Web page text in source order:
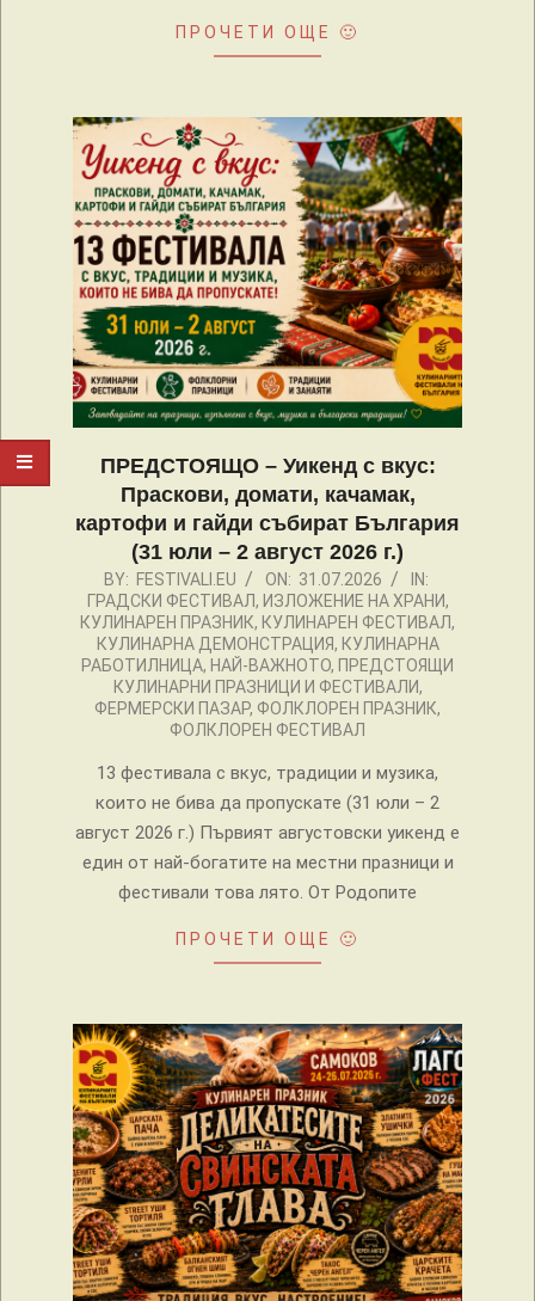
ПРОЧЕТИ ОЩЕ 🙂
ПРЕДСТОЯЩО – Уикенд с вкус:
Праскови, домати, качамак,
картофи и гайди събират България
(31 юли – 2 август 2026 г.)
2026-
07-
BY: FESTIVALI.EU ON: 31.07.2026
IN:
ГРАДСКИ ФЕСТИВАЛ, ИЗЛОЖЕНИЕ НА ХРАНИ,
КУЛИНАРЕН ПРАЗНИК, КУЛИНАРЕН ФЕСТИВАЛ,
КУЛИНАРНА ДЕМОНСТРАЦИЯ, КУЛИНАРНА
РАБОТИЛНИЦА, НАЙ-ВАЖНОТО, ПРЕДСТОЯЩИ
КУЛИНАРНИ ПРАЗНИЦИ И ФЕСТИВАЛИ,
ФЕРМЕРСКИ ПАЗАР, ФОЛКЛОРЕН ПРАЗНИК,
ФОЛКЛОРЕН ФЕСТИВАЛ
13 фестивала с вкус, традиции и музика,
които не бива да пропускате (31 юли – 2
август 2026 г.) Първият августовски уикенд е
един от най-богатите на местни празници и
фестивали това лято. От Родопите
ПРОЧЕТИ ОЩЕ 🙂